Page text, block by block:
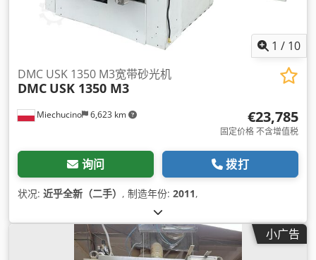
1 / 10
Miechucino 6,623 km
DMC USK 1350 M3宽带砂光机
DMC USK 1350 M3
€23,785
固定价格 不含增值税
询问 拨打
状况: 近乎全新（二手） , 制造年份: 2011,
小广告